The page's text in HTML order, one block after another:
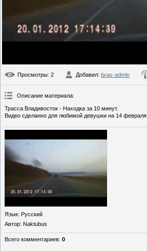
Просмотры: 2 Добавил: tixas-admin
Описание материала:
Трасса Владивосток - Находка за 10 минут.
Видео сделанно для любимой девушки на 14 февраля.
Язык: Русский
Автор: Naktubus
Всего комментариев: 0